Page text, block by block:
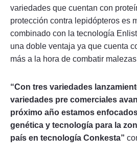
variedades que cuentan con
protección contra lepidópteros es
combinado con la tecnología
una doble ventaja ya que cuenta
más a la hora de combatir
“Con tres variedades
variedades pre comerciales
próximo año estamos
genética y tecnología para la
país en tecnología Conkesta”